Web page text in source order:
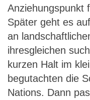
Anziehungspunkt
Später geht es
an
ihresgleichen
kurzen Halt im
begutachten die
Nations. Dann